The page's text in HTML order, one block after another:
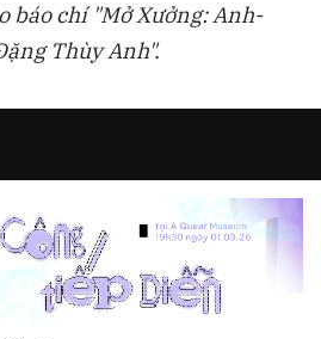
báo chí "Mở Xưởng: Anh-
Thùy Anh".